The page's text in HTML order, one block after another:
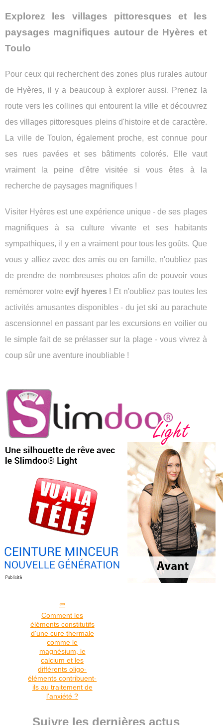
Explorez les villages pittoresques et les
paysages magnifiques autour de Hyères et
Toulo
Pour ceux qui recherchent des zones plus rurales autour
de Hyères, il y a beaucoup à explorer aussi. Prenez la
route vers les collines qui entourent la ville et découvrez
des villages pittoresques pleins d'histoire et de caractère.
La ville de Toulon, également proche, est connue pour
ses rues pavées et ses bâtiments colorés. Elle vaut
vraiment la peine d'être visitée si vous êtes à la
recherche de paysages magnifiques !
Visiter Hyères est une expérience unique - de ses plages
magnifiques à sa culture vivante et ses habitants
sympathiques, il y en a vraiment pour tous les goûts. Que
vous y alliez avec des amis ou en famille, n'oubliez pas
de prendre de nombreuses photos afin de pouvoir vous
remémorer votreevjf hyeres ! Et n'oubliez pas toutes les
activités amusantes disponibles - du jet ski au parachute
ascensionnel en passant par les excursions en voilier ou
le simple fait de se prélasser sur la plage - vous vivrez à
coup sûr une aventure inoubliable !
Comment les
éléments constitutifs
d'une cure thermale
comme le
magnésium, le
calcium et les
différents oligo-
éléments contribuent-
ils au traitement de
l'anxiété ?
Suivre les dernières actus